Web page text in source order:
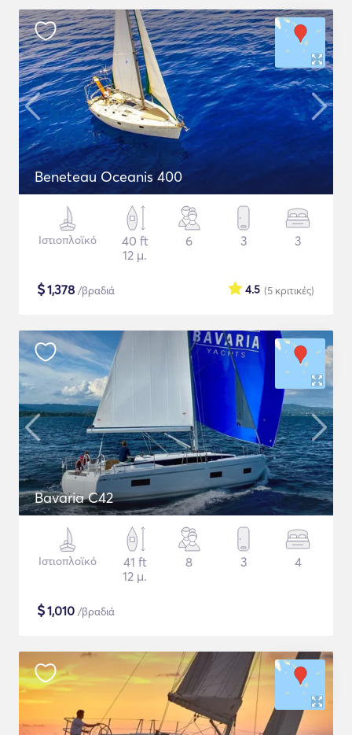
Beneteau Oceanis 400
Ιστιοπλοϊκό
40 ft
12 μ.
6 3 3
$1,378 /βραδιά (5 κριτικές)
4.5
Bavaria C42
Ιστιοπλοϊκό
41 ft
12 μ.
8 3 4
$1,010 /βραδιά